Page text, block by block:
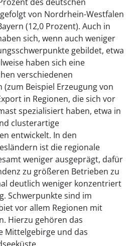
von Nordrhein-Westfalen
(12,0 Prozent). Auch in
sich, wenn auch weniger
gebildet, etwa
haben sich eine
verschiedenen
Beispiel Erzeugung von
in Regionen, die sich vor
spezialisiert haben, etwa in
clusterartige
entwickelt. In den
ist die regionale
weniger ausgeprägt, dafür
zu größeren Betrieben zu
deutlich weniger konzentriert
Schwerpunkte sind im
vor allem Regionen mit
Hierzu gehören das
Mittelgebirge und das